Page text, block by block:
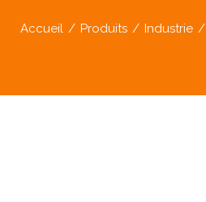
Accueil / Produits / Industrie /